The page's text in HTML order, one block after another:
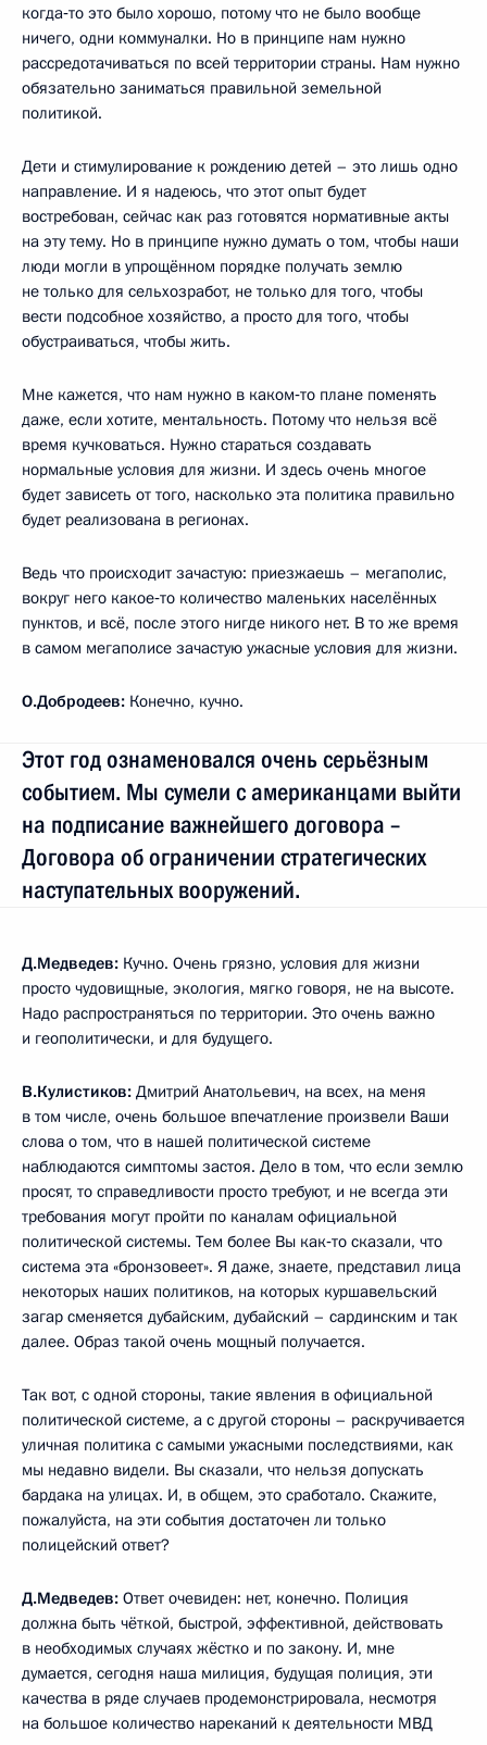
когда‑то это было хорошо, потому что не было вообще
ничего, одни коммуналки. Но в принципе нам нужно
рассредотачиваться по всей территории страны. Нам нужно
обязательно заниматься правильной земельной
политикой.
Дети и стимулирование к рождению детей – это лишь одно
направление. И я надеюсь, что этот опыт будет
востребован, сейчас как раз готовятся нормативные акты
на эту тему. Но в принципе нужно думать о том, чтобы наши
люди могли в упрощённом порядке получать землю
не только для сельхозработ, не только для того, чтобы
вести подсобное хозяйство, а просто для того, чтобы
обустраиваться, чтобы жить.
Мне кажется, что нам нужно в каком‑то плане поменять
даже, если хотите, ментальность. Потому что нельзя всё
время кучковаться. Нужно стараться создавать
нормальные условия для жизни. И здесь очень многое
будет зависеть от того, насколько эта политика правильно
будет реализована в регионах.
Ведь что происходит зачастую: приезжаешь – мегаполис,
вокруг него какое‑то количество маленьких населённых
пунктов, и всё, после этого нигде никого нет. В то же время
в самом мегаполисе зачастую ужасные условия для жизни.
О.Добродеев: Конечно, кучно.
Этот год ознаменовался очень серьёзным
событием. Мы сумели с американцами выйти
на подписание важнейшего договора –
Договора об ограничении стратегических
наступательных вооружений.
Д.Медведев: Кучно. Очень грязно, условия для жизни
просто чудовищные, экология, мягко говоря, не на высоте.
Надо распространяться по территории. Это очень важно
и геополитически, и для будущего.
В.Кулистиков: Дмитрий Анатольевич, на всех, на меня
в том числе, очень большое впечатление произвели Ваши
слова о том, что в нашей политической системе
наблюдаются симптомы застоя. Дело в том, что если землю
просят, то справедливости просто требуют, и не всегда эти
требования могут пройти по каналам официальной
политической системы. Тем более Вы как‑то сказали, что
система эта «бронзовеет». Я даже, знаете, представил лица
некоторых наших политиков, на которых куршавельский
загар сменяется дубайским, дубайский – сардинским и так
далее. Образ такой очень мощный получается.
Так вот, с одной стороны, такие явления в официальной
политической системе, а с другой стороны – раскручивается
уличная политика с самыми ужасными последствиями, как
мы недавно видели. Вы сказали, что нельзя допускать
бардака на улицах. И, в общем, это сработало. Скажите,
пожалуйста, на эти события достаточен ли только
полицейский ответ?
Д.Медведев: Ответ очевиден: нет, конечно. Полиция
должна быть чёткой, быстрой, эффективной, действовать
в необходимых случаях жёстко и по закону. И, мне
думается, сегодня наша милиция, будущая полиция, эти
качества в ряде случаев продемонстрировала, несмотря
на большое количество нареканий к деятельности МВД